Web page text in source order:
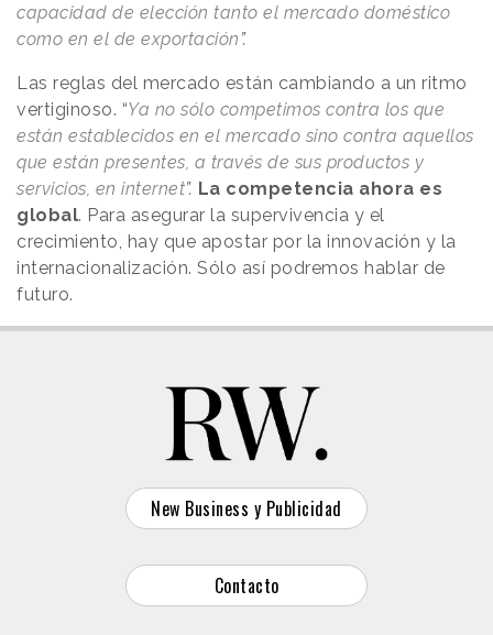
capacidad de elección tanto el mercado doméstico
como en el de exportación ”.
Las reglas del mercado están cambiando a un ritmo
vertiginoso. “Ya no sólo competimos contra los que
están establecidos en el mercado sino contra aquellos
que están presentes, a través de sus productos y
servicios, en internet”. La competencia ahora es
global. Para asegurar la supervivencia y el
crecimiento, hay que apostar por la innovación y la
internacionalización. Sólo así podremos hablar de
futuro.
New Business y Publicidad
Contacto